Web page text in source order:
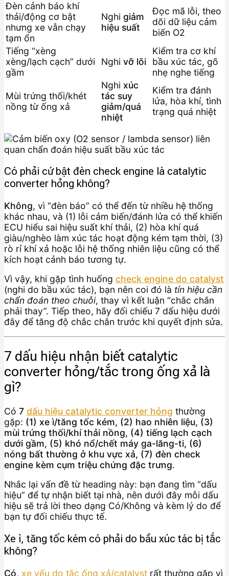
Đèn cảnh báo khí
thải/động cơ bật
nhưng xe vẫn chạy
tạm ổn
Nghi giảm
hiệu suất
Đọc mã lỗi, theo
dõi dữ liệu cảm
biến O2
Tiếng “xèng
xèng/lạch cạch” dưới
gầm
Nghi vỡ lõi
Kiểm tra cơ khí
bầu xúc tác, gõ
nhẹ nghe tiếng
Mùi trứng thối/khét
nồng từ ống xả
Nghi xúc
tác suy
giảm/quá
nhiệt
Kiểm tra đánh
lửa, hòa khí, tình
trạng quá nhiệt
Có phải cứ bật đèn check engine là catalytic
converter hỏng không?
Không, vì “đèn báo” có thể đến từ nhiều hệ thống
khác nhau, và (1) lỗi cảm biến/đánh lửa có thể khiến
ECU hiểu sai hiệu suất khí thải, (2) hòa khí quá
giàu/nghèo làm xúc tác hoạt động kém tạm thời, (3)
rò rỉ khí xả hoặc lỗi hệ thống nhiên liệu cũng có thể
kích hoạt cảnh báo tương tự.
Vì vậy, khi gặp tình huống check engine do catalyst
(nghi do bầu xúc tác), bạn nên coi đó là tín hiệu cần
chẩn đoán theo chuỗi, thay vì kết luận “chắc chắn
phải thay”. Tiếp theo, hãy đối chiếu 7 dấu hiệu dưới
đây để tăng độ chắc chắn trước khi quyết định sửa.
7 dấu hiệu nhận biết catalytic
converter hỏng/tắc trong ống xả là
gì?
Có 7 dấu hiệu catalytic converter hỏng thường
gặp: (1) xe ì/tăng tốc kém, (2) hao nhiên liệu, (3)
mùi trứng thối/khí thải nồng, (4) tiếng lạch cạch
dưới gầm, (5) khó nổ/chết máy ga-lăng-ti, (6)
nóng bất thường ở khu vực xả, (7) đèn check
engine kèm cụm triệu chứng đặc trưng.
Nhắc lại vấn đề từ heading này: bạn đang tìm “dấu
hiệu” để tự nhận biết tại nhà, nên dưới đây mỗi dấu
hiệu sẽ trả lời theo dạng Có/Không và kèm lý do để
bạn tự đối chiếu thực tế.
Xe ì, tăng tốc kém có phải do bầu xúc tác bị tắc
không?
Có, xe yếu do tắc ống xả/catalyst rất thường gặp vì